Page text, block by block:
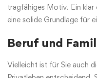
tragfähiges Motiv. Ein
eine solide Grundlage für
Beruf und
Vielleicht ist für Sie auch